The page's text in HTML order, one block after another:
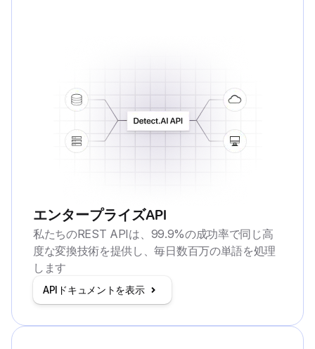
エンタープライズAPI
私たちのREST APIは、99.9%の成功率で同じ高
度な変換技術を提供し、毎日数百万の単語を処理
します
APIドキュメントを表示